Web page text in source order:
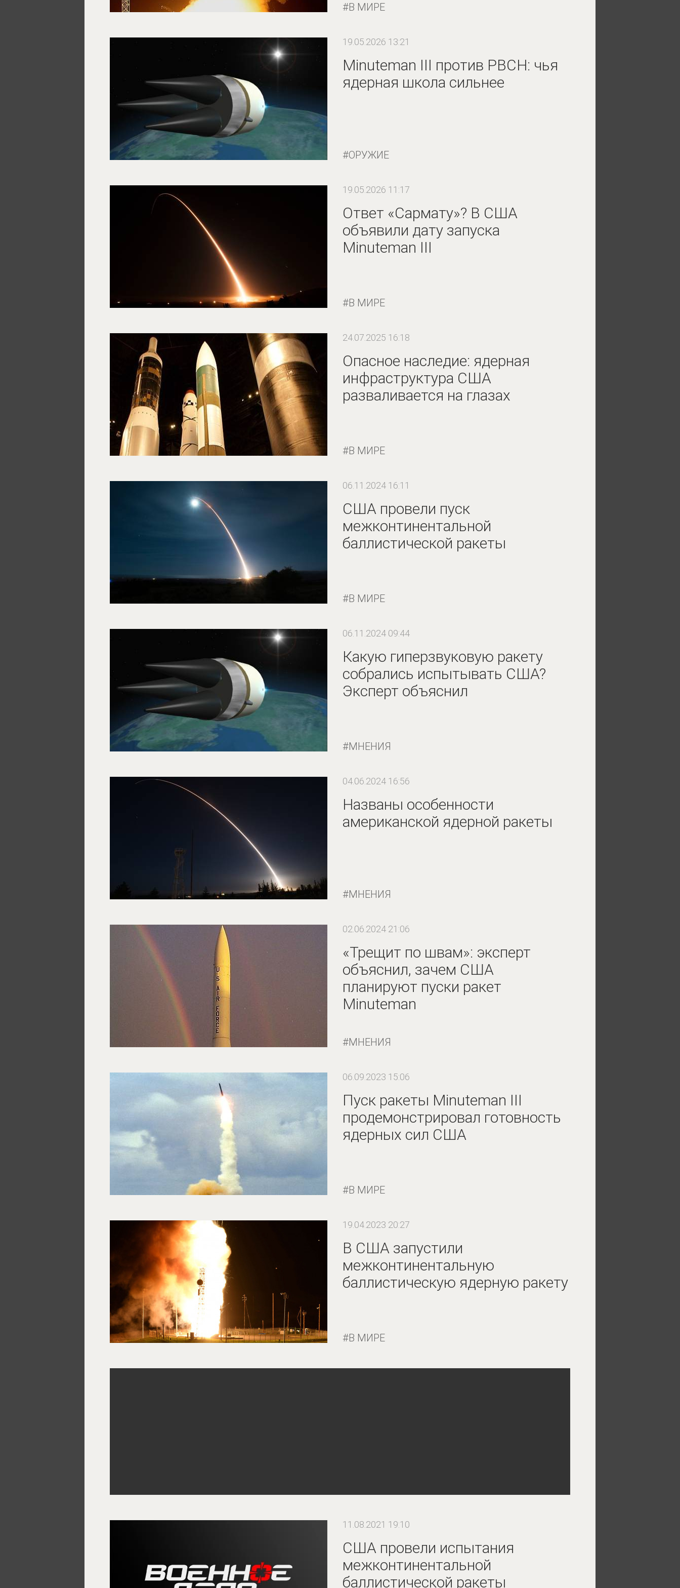
В МИРЕ
19.05.2026 13:21
Minuteman III против РВСН: чья
ядерная школа сильнее
ОРУЖИЕ
19.05.2026 11:17
Ответ «Сармату»? В США
объявили дату запуска
Minuteman III
В МИРЕ
24.07.2025 16:18
Опасное наследие: ядерная
инфраструктура США
разваливается на глазах
В МИРЕ
06.11.2024 16:11
США провели пуск
межконтинентальной
баллистической ракеты
В МИРЕ
06.11.2024 09:44
Какую гиперзвуковую ракету
собрались испытывать США?
Эксперт объяснил
МНЕНИЯ
04.06.2024 16:56
Названы особенности
американской ядерной ракеты
МНЕНИЯ
02.06.2024 21:06
«Трещит по швам»: эксперт
объяснил, зачем США
планируют пуски ракет
Minuteman
МНЕНИЯ
06.09.2023 15:06
Пуск ракеты Minuteman III
продемонстрировал готовность
ядерных сил США
В МИРЕ
19.04.2023 20:27
В США запустили
межконтинентальную
баллистическую ядерную ракету
В МИРЕ
11.08.2021 19:10
США провели испытания
межконтинентальной
баллистической ракеты